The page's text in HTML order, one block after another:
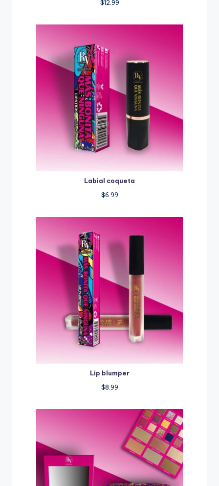
$12.99
Labial coqueta
$6.99
Lip blumper
$8.99